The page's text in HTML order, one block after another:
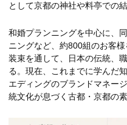
として京都の神社や料亭での
和婚プランニングを中心に、
ニングなど、約800組のお客
装束を通して、日本の伝統、
る。現在、これまでに学んだ
エディングのブランドマネー
統文化が息づく古都・京都の